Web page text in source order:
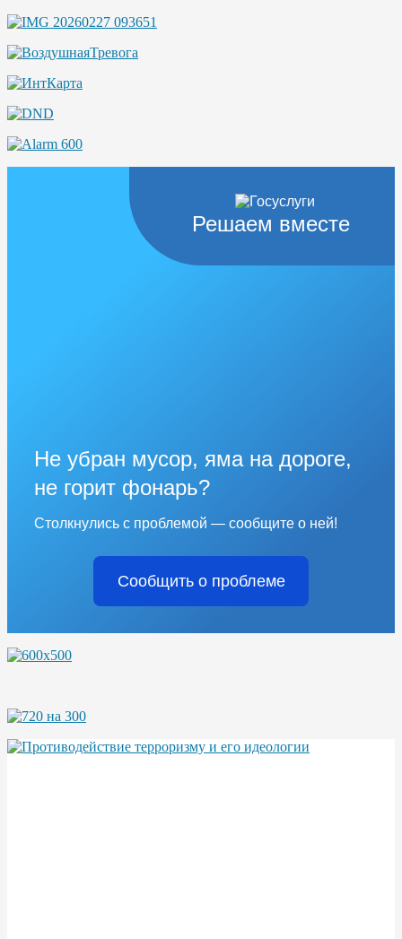
Решаем вместе
Не убран мусор, яма на дороге,
не горит фонарь?
Столкнулись с проблемой — сообщите о ней!
Сообщить о проблеме